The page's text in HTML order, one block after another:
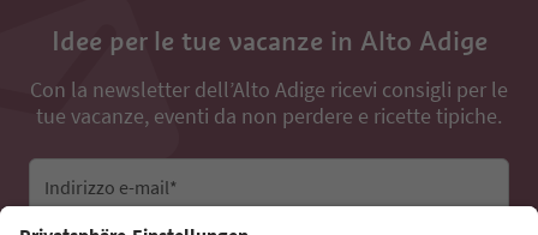
Idee per le tue vacanze in Alto Adige
Con la newsletter dell’Alto Adige ricevi consigli per le
tue vacanze, eventi da non perdere e ricette tipiche.
Indirizzo e-mail*